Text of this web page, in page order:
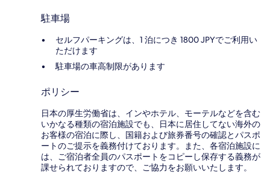
駐車場
セルフパーキングは、1 泊につき 1800 JPYでご利用い
ただけます
駐車場の車高制限があります
ポリシー
日本の厚生労働省は、インやホテル、モーテルなどを含む
いかなる種類の宿泊施設でも、日本に​居住してない海外の
お客様の宿泊に際し、国籍および旅券番号の確認とパスポ
ートのご提示を義務付け​ております。また、各宿泊施設に
は、ご宿泊者全員のパスポートをコピーし保存する義務が
課せられておりますの​で、ご協力をお願いいたします。